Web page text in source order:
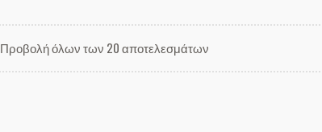
Προβολή όλων των 20 αποτελεσμάτων